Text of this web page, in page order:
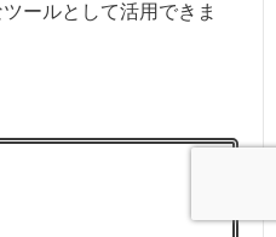
ールとして活用できま